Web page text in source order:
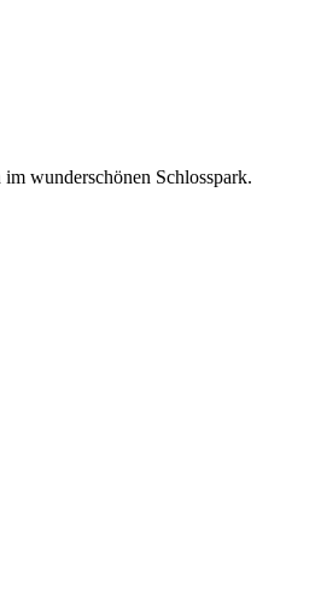
wunderschönen Schlosspark.